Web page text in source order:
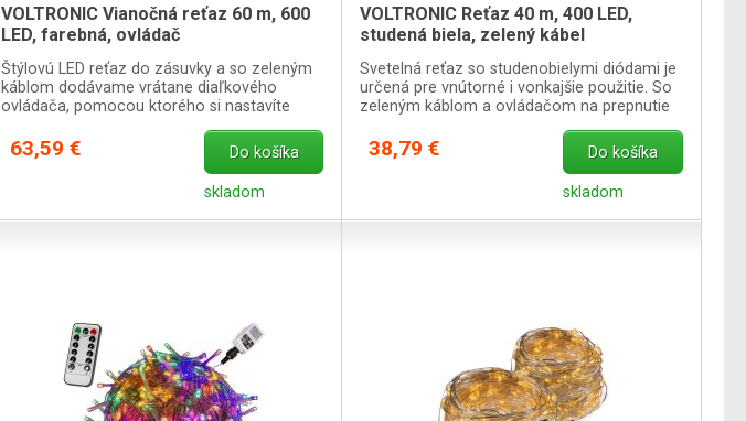
VOLTRONIC Vianočná reťaz 60 m, 600
LED, farebná, ovládač
Štýlovú LED reťaz do zásuvky a so zeleným
káblom dodávame vrátane diaľkového
ovládača, pomocou ktorého si nastavíte
63,59 € Do košíka
skladom
VOLTRONIC Reťaz 40 m, 400 LED,
studená biela, zelený kábel
Svetelná reťaz so studenobielymi diódami je
určená pre vnútorné i vonkajšie použitie. So
zeleným káblom a ovládačom na prepnutie
38,79 € Do košíka
skladom